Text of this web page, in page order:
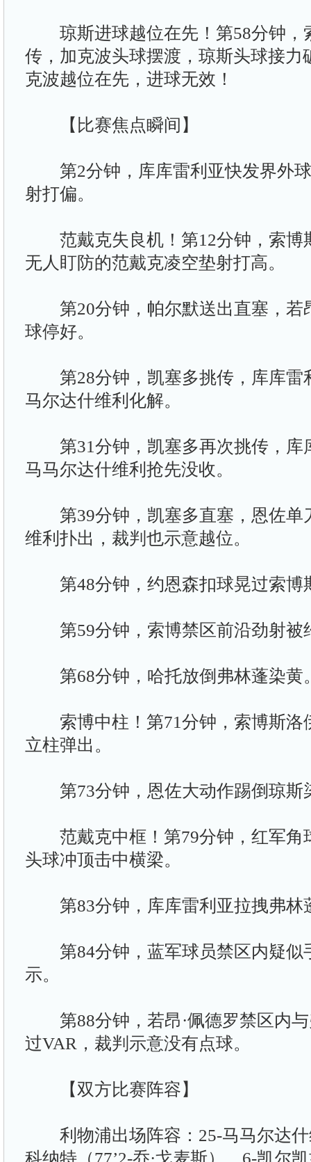
琼斯进球越位在先！第58分钟，
传，加克波头球摆渡，琼斯头球接力
克波越位在先，进球无效！
【比赛焦点瞬间】
第2分钟，库库雷利亚快发界外球
射打偏。
范戴克失良机！第12分钟，索博
无人盯防的范戴克凌空垫射打高。
第20分钟，帕尔默送出直塞，若
球停好。
第28分钟，凯塞多挑传，库库雷
马尔达什维利化解。
第31分钟，凯塞多再次挑传，库
马马尔达什维利抢先没收。
第39分钟，凯塞多直塞，恩佐单
维利扑出，裁判也示意越位。
第48分钟，约恩森扣球晃过索博
第59分钟，索博禁区前沿劲射被
第68分钟，哈托放倒弗林蓬染黄
索博中柱！第71分钟，索博斯洛
立柱弹出。
第73分钟，恩佐大动作踢倒琼斯
范戴克中框！第79分钟，红军角
头球冲顶击中横梁。
第83分钟，库库雷利亚拉拽弗林
第84分钟，蓝军球员禁区内疑似
示。
第88分钟，若昂·佩德罗禁区内与
过VAR，裁判示意没有点球。
【双方比赛阵容】
利物浦出场阵容：25-马马尔达什
科纳特（77’2-乔·戈麦斯）、6-凯尔